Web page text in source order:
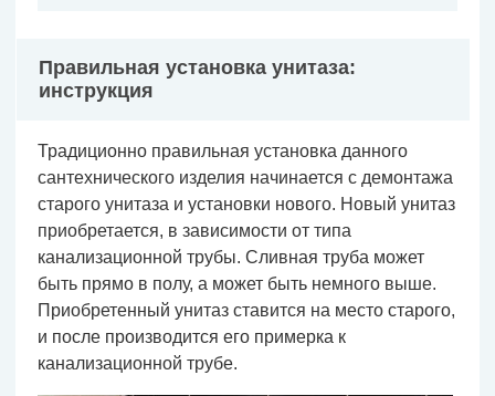
Правильная установка унитаза:
инструкция
Традиционно правильная установка данного
сантехнического изделия начинается с демонтажа
старого унитаза и установки нового. Новый унитаз
приобретается, в зависимости от типа
канализационной трубы. Сливная труба может
быть прямо в полу, а может быть немного выше.
Приобретенный унитаз ставится на место старого,
и после производится его примерка к
канализационной трубе.